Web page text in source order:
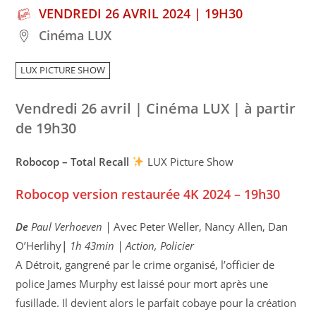
VENDREDI 26 AVRIL 2024 | 19H30
Cinéma LUX
LUX PICTURE SHOW
Vendredi 26 avril | Cinéma LUX | à partir
de 19h30
Robocop – Total Recall LUX Picture Show
Robocop version restaurée 4K 2024 – 19h30
DePaul Verhoeven |Avec Peter Weller, Nancy Allen, Dan
O’Herlihy| 1h 43min | Action, Policier
A Détroit, gangrené par le crime organisé, l’officier de
police James Murphy est laissé pour mort après une
fusillade. Il devient alors le parfait cobaye pour la création